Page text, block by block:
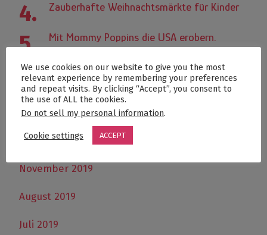
Zauberhafte Weihnachtsmärkte für Kinder
Mit Mommy Poppins die USA erobern.
ARCHIV
Dezember 2024
Dezember 2019
November 2019
August 2019
Juli 2019
We use cookies on our website to give you the most
relevant experience by remembering your preferences
and repeat visits. By clicking “Accept”, you consent to
the use of ALL the cookies.
Do not sell my personal information.
Cookie settings ACCEPT